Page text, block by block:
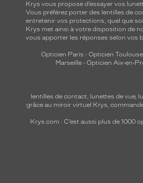
Krys vous propose d’essayer vos
Vous préférez porter des lentilles de
entretenir vos protections, quel que
Krys met ainsi à votre disposition de
vous apporter les réponses selon vos
Opticien Paris - Opticien Toulouse
Marseille - Opticien Aix-en-
lentilles de contact, lunettes de vue,
grâce au miroir virtuel Krys,
Krys.com : C’est aussi plus de 1000